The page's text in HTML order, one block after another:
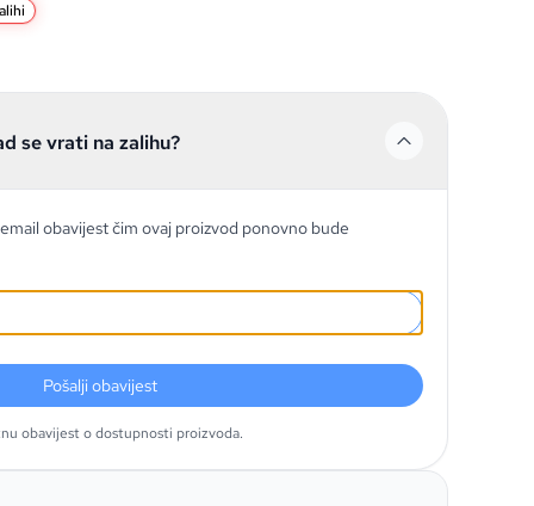
se vrati na zalihu?
obavijest čim ovaj proizvod ponovno bude
Pošalji obavijest
obavijest o dostupnosti proizvoda.